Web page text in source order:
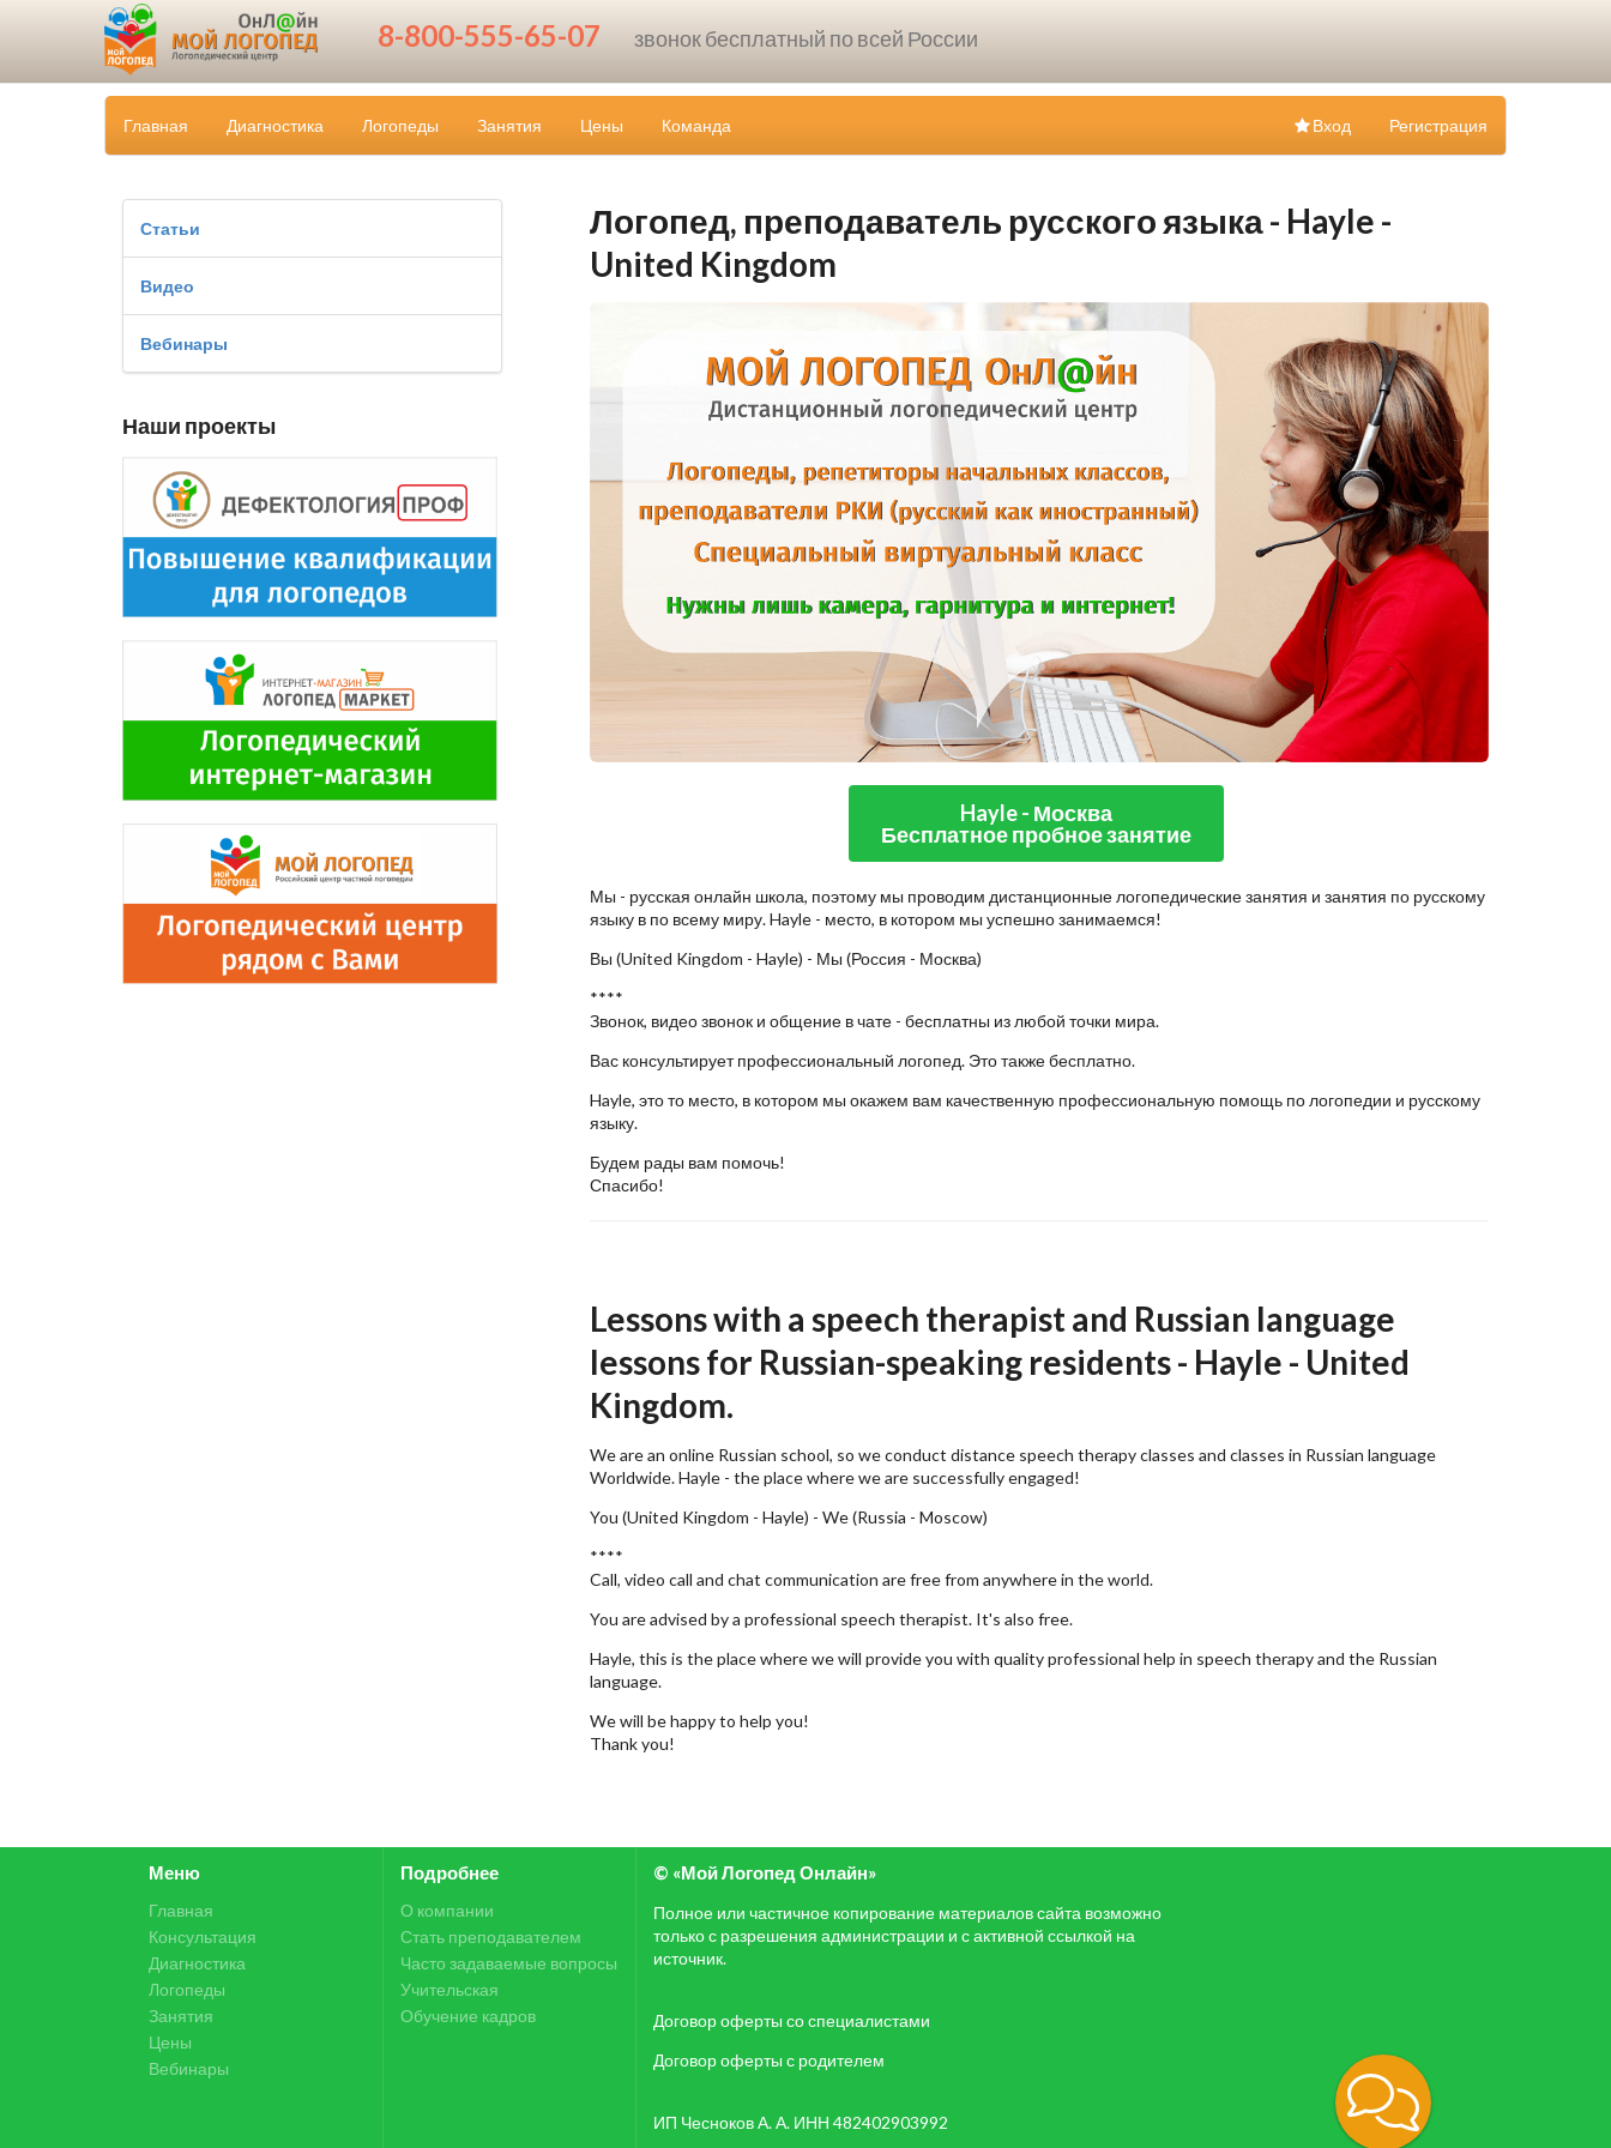
8-800-555-65-07 звонок бесплатный по всей России
Главная Диагностика Логопеды Занятия Цены Команда Регистрация
Вход
Статьи
Видео
Вебинары
Наши проекты
Логопед, преподаватель русского языка - Hayle -
United Kingdom
Hayle - Москва
Бесплатное пробное занятие
Мы - русская онлайн школа, поэтому мы проводим дистанционные логопедические занятия и занятия по русскому
языку в по всему миру. Hayle - место, в котором мы успешно занимаемся!
Вы (United Kingdom - Hayle) - Мы (Россия - Москва)
****
Звонок, видео звонок и общение в чате - бесплатны из любой точки мира.
Вас консультирует профессиональный логопед. Это также бесплатно.
Hayle, это то место, в котором мы окажем вам качественную профессиональную помощь по логопедии и русскому
языку.
Будем рады вам помочь!
Спасибо!
Lessons with a speech therapist and Russian language
lessons for Russian-speaking residents - Hayle - United
Kingdom.
We are an online Russian school, so we conduct distance speech therapy classes and classes in Russian language
Worldwide. Hayle - the place where we are successfully engaged!
You (United Kingdom - Hayle) - We (Russia - Moscow)
****
Call, video call and chat communication are free from anywhere in the world.
You are advised by a professional speech therapist. It's also free.
Hayle, this is the place where we will provide you with quality professional help in speech therapy and the Russian
language.
We will be happy to help you!
Thank you!
Меню
Главная
Консультация
Диагностика
Логопеды
Занятия
Цены
Вебинары
Подробнее
О компании
Стать преподавателем
Часто задаваемые вопросы
Учительская
Обучение кадров
© «Мой Логопед Онлайн»
Полное или частичное копирование материалов сайта возможно
только с разрешения администрации и с активной ссылкой на
источник.
Договор оферты со специалистами
Договор оферты с родителем
ИП Чесноков А. А. ИНН 482402903992